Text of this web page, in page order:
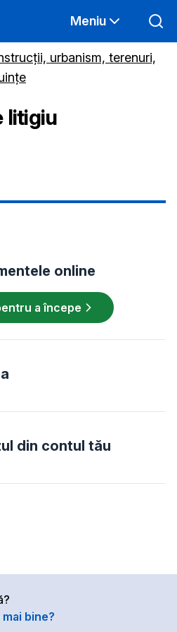
Meniu
urbanism, terenuri,
litigiu
online
a începe
din contul tău
bine?